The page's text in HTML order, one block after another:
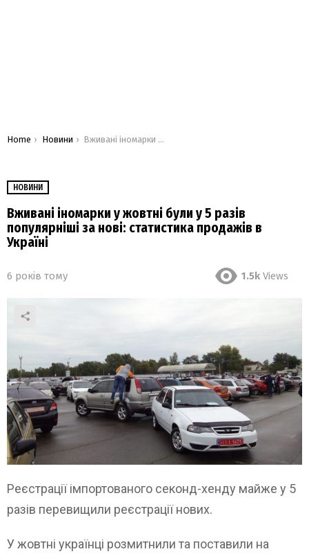
You are here:
Home Новини Вживані іномарки у жовтні були у 5 разів популярніші за нові: статистика продажів в Україні
НОВИНИ
Вживані іномарки у жовтні були у 5 разів
популярніші за нові: статистика продажів в
Україні
6 років тому 1.5k Views
Реєстрації імпортованого секонд-хенду майже у 5
разів перевищили реєстрації нових.
У жовтні українці розмитнили та поставили на